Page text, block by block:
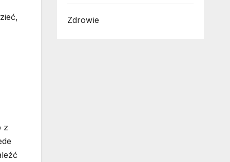
z
Zdrowie